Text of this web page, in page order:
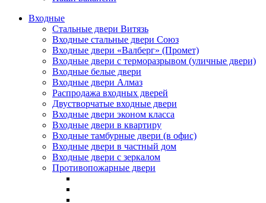
Входные
Стальные двери Витязь
Входные стальные двери Союз
Входные двери «Валберг» (Промет)
Входные двери с терморазрывом (уличные двери)
Входные белые двери
Входные двери Алмаз
Распродажа входных дверей
Двустворчатые входные двери
Входные двери эконом класса
Входные двери в квартиру
Входные тамбурные двери (в офис)
Входные двери в частный дом
Входные двери с зеркалом
Противопожарные двери